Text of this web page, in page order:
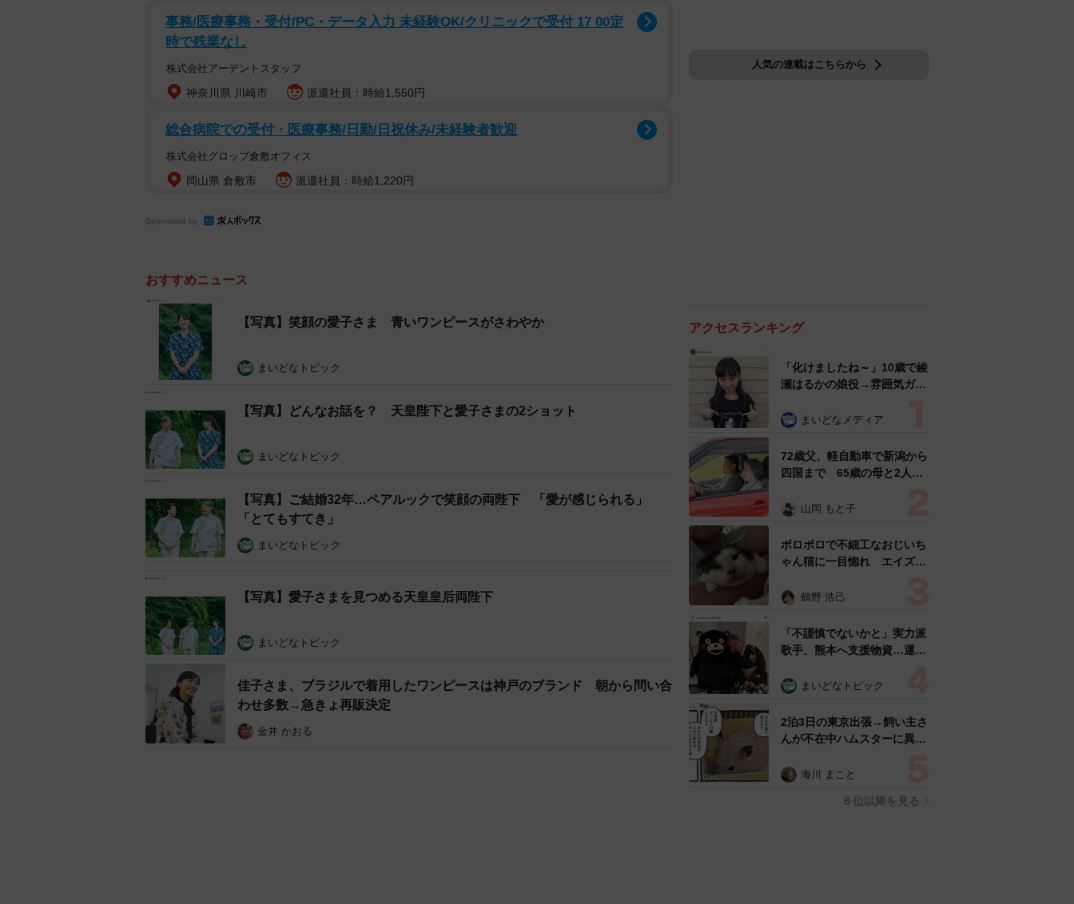
事務/医療事務・受付/PC・データ入力 未経験OK/クリニックで受付 17 00定
時で残業なし
株式会社アーデントスタッフ
神奈川県 川崎市 派遣社員：時給1,550円
総合病院での受付・医療事務/日勤/日祝休み/未経験者歓迎
株式会社グロップ倉敷オフィス
岡山県 倉敷市 派遣社員：時給1,220円
Sponsored by
おすすめニュース
【写真】笑顔の愛子さま 青いワンピースがさわやか
まいどなトピック
【写真】どんなお話を？ 天皇陛下と愛子さまの2ショット
まいどなトピック
【写真】ご結婚32年…ペアルックで笑顔の両陛下 「愛が感じられる」
「とてもすてき」
まいどなトピック
【写真】愛子さまを見つめる天皇皇后両陛下
まいどなトピック
佳子さま、ブラジルで着用したワンピースは神戸のブランド 朝から問い合
わせ多数→急きょ再販決定
金井 かおる
人気の連載はこちらから
アクセスランキング
「化けましたね～」10歳で綾
瀬はるかの娘役→雰囲気ガラ
雰囲気が」「宝塚に入れそ
まいどなメディア
72歳父、軽自動車で新潟から
四国まで 65歳の母と2人で
憩まで分刻み… 「大学生で
山岡 もと子
ボロボロで不細工なおじいち
ゃん猫に一目惚れ エイズだ
暮らすと「おじ猫」だって可
鶴野 浩己
「不謹慎でないかと」実力派
歌手、熊本へ支援物資…運搬
めらい 「痛いほど伝わる」
まいどなトピック
2泊3日の東京出張→飼い主さ
んが不在中ハムスターに異
「急に老けた？」【漫画】
海川 まこと
６位以降を見る